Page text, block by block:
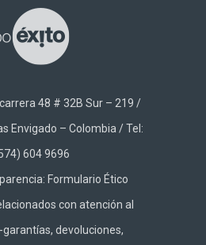
48 # 32B Sur – 219 /
Envigado – Colombia / Tel:
604 9696
Formulario Ético
con atención al
garantías, devoluciones,